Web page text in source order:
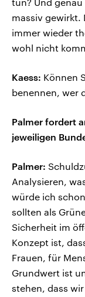
tun? Und
massiv gewirkt.
immer wieder
wohl nicht
Kaess: Können
benennen, wer
Palmer fordert
jeweiligen
Palmer:
Analysieren,
würde ich
sollten als
Sicherheit im
Konzept ist,
Frauen, für
Grundwert ist
stehen, dass